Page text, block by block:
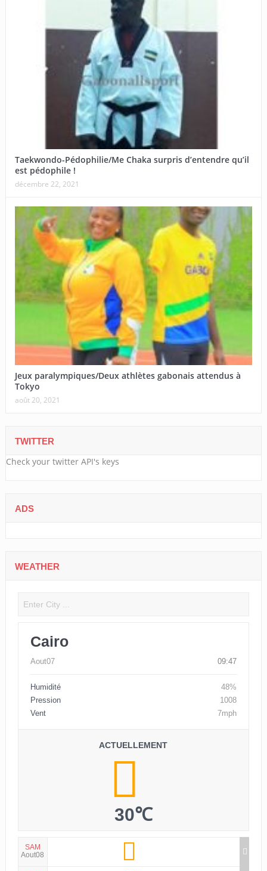
Taekwondo-Pédophilie/Me Chaka surpris d’entendre qu’il
est pédophile !
décembre 22, 2021
Jeux paralympiques/Deux athlètes gabonais attendus à
Tokyo
août 20, 2021
TWITTER
Check your twitter API's keys
ADS
WEATHER
Cairo
Aout07 09:47
Humidité
48%
Pression
1008
Vent
7mph
ACTUELLEMENT
30℃
SAM
Aout08